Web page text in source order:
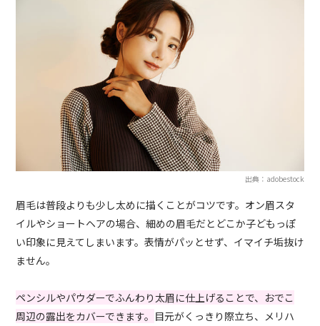
出典：adobestock
眉毛は普段よりも少し太めに描くことがコツです。オン眉スタ
イルやショートヘアの場合、細めの眉毛だとどこか子どもっぽ
い印象に見えてしまいます。表情がパッとせず、イマイチ垢抜け
ません。
ペンシルやパウダーでふんわり太眉に仕上げることで、おでこ
周辺の露出をカバーできます。 目元がくっきり際立ち、メリハ